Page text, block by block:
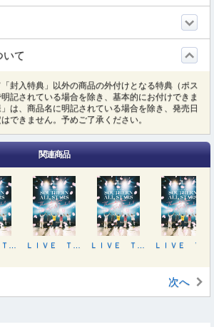
いて
封入特典」以外の商品の外付けとなる特典（ポス
記されている場合を除き、基本的にお付けできま
は、商品名に明記されている場合を除き、発売日
できません。予めご了承ください。
関連商品
次へ